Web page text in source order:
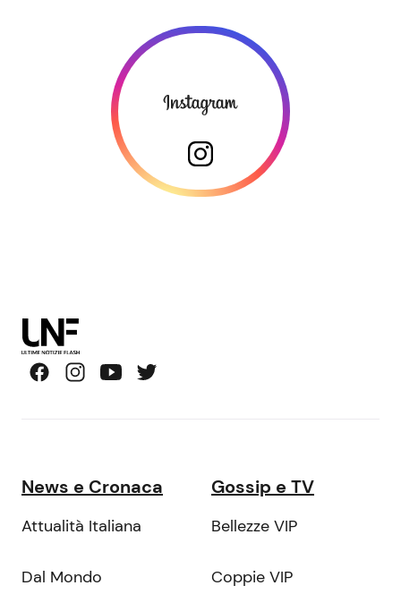
News e Cronaca
Attualità Italiana
Dal Mondo
Gossip e TV
Bellezze VIP
Coppie VIP